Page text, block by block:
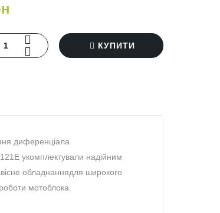
КУПИТИ
диференціала
укомплектували надійним
обладнаннядля широкого
мотоблока.